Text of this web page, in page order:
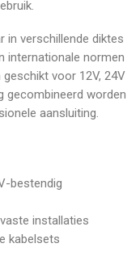
in verschillende diktes
internationale normen
voor 12V, 24V
gecombineerd worden
aansluiting.
bestendig
installaties
kabelsets